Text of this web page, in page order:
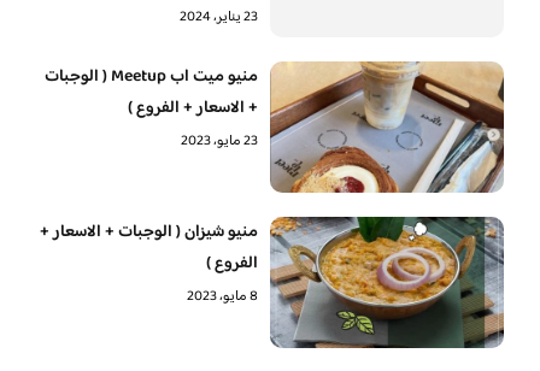
23 يناير، 2024
منيو ميت اب Meetup ( الوجبات
+ الاسعار + الفروع )
23 مايو، 2023
منيو شيزان ( الوجبات + الاسعار +
الفروع )
8 مايو، 2023